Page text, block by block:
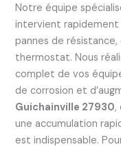
Notre équipe
intervient rapidement
pannes de
thermostat. Nous
complet de vos
de corrosion et
Guichainville 27930,
une accumulation
est indispensable.